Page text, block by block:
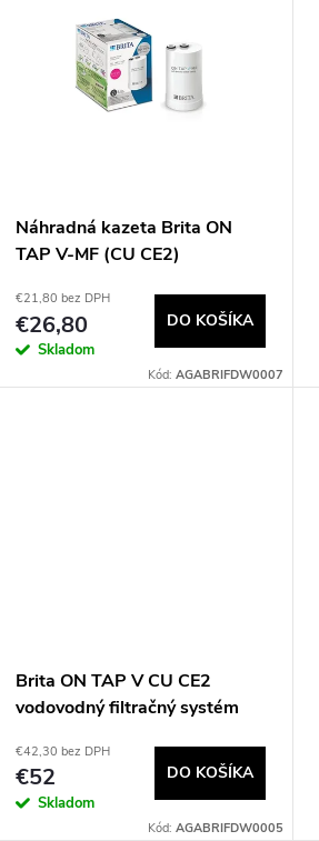
Náhradná kazeta Brita ON
TAP V-MF (CU CE2)
€21,80 bez DPH
€26,80
Skladom
DO KOŠÍKA
Kód:AGABRIFDW0007
Brita ON TAP V CU CE2
vodovodný filtračný systém
€42,30 bez DPH
€52
Skladom
DO KOŠÍKA
Kód:AGABRIFDW0005